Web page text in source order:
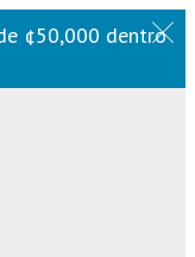
¢50,000 dentro